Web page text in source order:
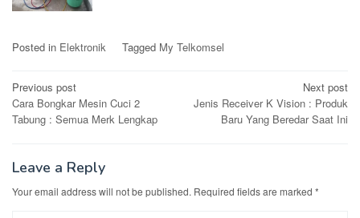
Posted in Elektronik Tagged My Telkomsel
Post
navigation
Previous post
Cara Bongkar Mesin Cuci 2
Tabung : Semua Merk Lengkap
Next post
Jenis Receiver K Vision : Produk
Baru Yang Beredar Saat Ini
Leave a Reply
Your email address will not be published. Required fields are marked *